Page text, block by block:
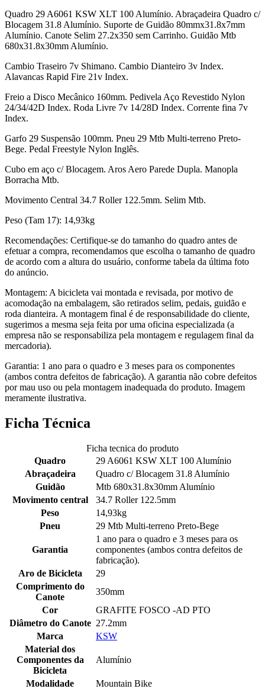
Quadro 29 A6061 KSW XLT 100 Alumínio. Abraçadeira Quadro c/
Blocagem 31.8 Alumínio. Suporte de Guidão 80mmx31.8x7mm
Alumínio. Canote Selim 27.2x350 sem Carrinho. Guidão Mtb
680x31.8x30mm Alumínio.
Cambio Traseiro 7v Shimano. Cambio Dianteiro 3v Index.
Alavancas Rapid Fire 21v Index.
Freio a Disco Mecânico 160mm. Pedivela Aço Revestido Nylon
24/34/42D Index. Roda Livre 7v 14/28D Index. Corrente fina 7v
Index.
Garfo 29 Suspensão 100mm. Pneu 29 Mtb Multi-terreno Preto-
Bege. Pedal Freestyle Nylon Inglês.
Cubo em aço c/ Blocagem. Aros Aero Parede Dupla. Manopla
Borracha Mtb.
Movimento Central 34.7 Roller 122.5mm. Selim Mtb.
Peso (Tam 17): 14,93kg
Recomendações: Certifique-se do tamanho do quadro antes de
efetuar a compra, recomendamos que escolha o tamanho de quadro
de acordo com a altura do usuário, conforme tabela da última foto
do anúncio.
Montagem: A bicicleta vai montada e revisada, por motivo de
acomodação na embalagem, são retirados selim, pedais, guidão e
roda dianteira. A montagem final é de responsabilidade do cliente,
sugerimos a mesma seja feita por uma oficina especializada (a
empresa não se responsabiliza pela montagem e regulagem final da
mercadoria).
Garantia: 1 ano para o quadro e 3 meses para os componentes
(ambos contra defeitos de fabricação). A garantia não cobre defeitos
por mau uso ou pela montagem inadequada do produto. Imagem
meramente ilustrativa.
Ficha Técnica
Ficha tecnica do produto
Quadro
29 A6061 KSW XLT 100 Alumínio
Abraçadeira
Quadro c/ Blocagem 31.8 Alumínio
Guidão
Mtb 680x31.8x30mm Alumínio
Movimento central
34.7 Roller 122.5mm
Peso
14,93kg
Pneu
29 Mtb Multi-terreno Preto-Bege
Garantia
1 ano para o quadro e 3 meses para os
componentes (ambos contra defeitos de
fabricação).
Aro de Bicicleta
29
Comprimento do
Canote
350mm
Cor
GRAFITE FOSCO -AD PTO
Diâmetro do Canote 27.2mm
Marca
KSW
Material dos
Componentes da
Bicicleta
Alumínio
Modalidade
Mountain Bike